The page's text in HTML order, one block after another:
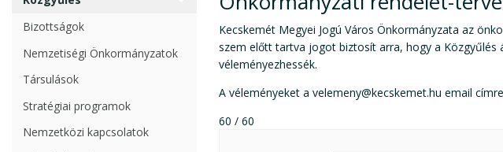
Bizottságok
Nemzetiségi Önkormányzatok
Társulások
Stratégiai programok
Nemzetközi kapcsolatok
Kecskemét Megyei Jogú Város Önkormányzata az
szem előtt tartva jogot biztosít arra, hogy a
véleményezhessék.
A véleményeket a velemeny@kecskemet.hu email
60 / 60